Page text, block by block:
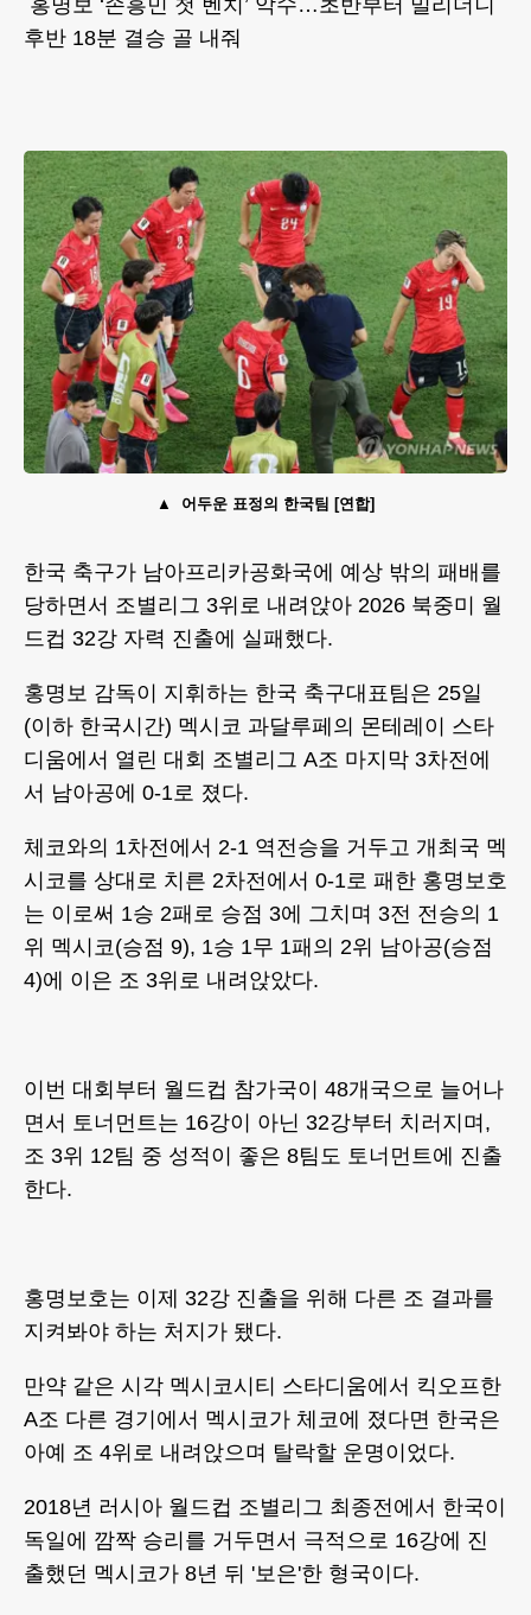
홍명보 ‘손흥민 첫 벤치’ 악수…초반부터 밀리더니
후반 18분 결승 골 내줘
어두운 표정의 한국팀 [연합]
한국 축구가 남아프리카공화국에 예상 밖의 패배를
당하면서 조별리그 3위로 내려앉아 2026 북중미 월
드컵 32강 자력 진출에 실패했다.
홍명보 감독이 지휘하는 한국 축구대표팀은 25일
(이하 한국시간) 멕시코 과달루페의 몬테레이 스타
디움에서 열린 대회 조별리그 A조 마지막 3차전에
서 남아공에 0-1로 졌다.
체코와의 1차전에서 2-1 역전승을 거두고 개최국 멕
시코를 상대로 치른 2차전에서 0-1로 패한 홍명보호
는 이로써 1승 2패로 승점 3에 그치며 3전 전승의 1
위 멕시코(승점 9), 1승 1무 1패의 2위 남아공(승점
4)에 이은 조 3위로 내려앉았다.
이번 대회부터 월드컵 참가국이 48개국으로 늘어나
면서 토너먼트는 16강이 아닌 32강부터 치러지며,
조 3위 12팀 중 성적이 좋은 8팀도 토너먼트에 진출
한다.
홍명보호는 이제 32강 진출을 위해 다른 조 결과를
지켜봐야 하는 처지가 됐다.
만약 같은 시각 멕시코시티 스타디움에서 킥오프한
A조 다른 경기에서 멕시코가 체코에 졌다면 한국은
아예 조 4위로 내려앉으며 탈락할 운명이었다.
2018년 러시아 월드컵 조별리그 최종전에서 한국이
독일에 깜짝 승리를 거두면서 극적으로 16강에 진
출했던 멕시코가 8년 뒤 '보은'한 형국이다.